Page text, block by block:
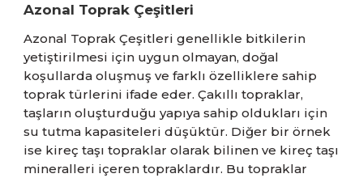
Azonal Toprak Çeşitleri
Azonal Toprak Çeşitleri genellikle bitkilerin
yetiştirilmesi için uygun olmayan, doğal
koşullarda oluşmuş ve farklı özelliklere sahip
toprak türlerini ifade eder. Çakıllı topraklar,
taşların oluşturduğu yapıya sahip oldukları için
su tutma kapasiteleri düşüktür. Diğer bir örnek
ise kireç taşı topraklar olarak bilinen ve kireç taşı
mineralleri içeren topraklardır. Bu topraklar